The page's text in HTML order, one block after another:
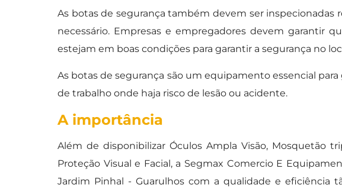
As botas de segurança também devem ser
necessário. Empresas e empregadores devem garantir
estejam em boas condições para garantir a segurança no
As botas de segurança são um equipamento essencial
de trabalho onde haja risco de lesão ou acidente.
A importância
Além de disponibilizar Óculos Ampla Visão, Mosquetão
Proteção Visual e Facial, a Segmax Comercio E
Jardim Pinhal - Guarulhos com a qualidade e eficiência